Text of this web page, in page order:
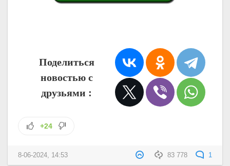
Поделиться
новостью с
друзьями :
+24
83 778 1
8-06-2024, 14:53